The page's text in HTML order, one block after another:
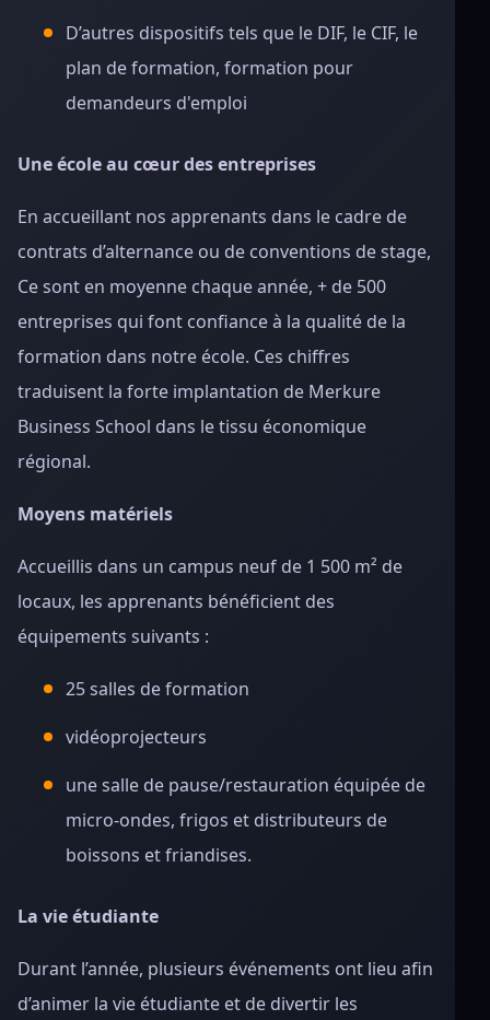
D’autres dispositifs tels que le DIF, le CIF, le
plan de formation, formation pour
demandeurs d'emploi
Une école au cœur des entreprises
En accueillant nos apprenants dans le cadre de
contrats d’alternance ou de conventions de stage,
Ce sont en moyenne chaque année, + de 500
entreprises qui font confiance à la qualité de la
formation dans notre école. Ces chiffres
traduisent la forte implantation de Merkure
Business School dans le tissu économique
régional.
Moyens matériels
Accueillis dans un campus neuf de 1 500 m² de
locaux, les apprenants bénéficient des
équipements suivants :
25 salles de formation
vidéoprojecteurs
une salle de pause/restauration équipée de
micro-ondes, frigos et distributeurs de
boissons et friandises.
La vie étudiante
Durant l’année, plusieurs événements ont lieu afin
d’animer la vie étudiante et de divertir les